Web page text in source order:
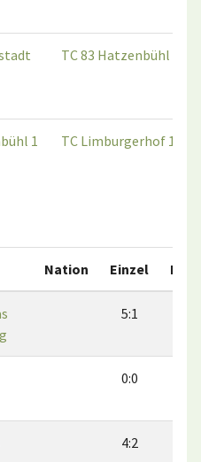
TC 83 Hatzenbühl 1
1 TC Limburgerhof 1
Nation Einzel
5:1
0:0
4:2